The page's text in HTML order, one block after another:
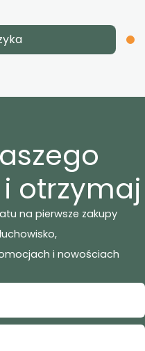
otrzymaj
na pierwsze zakupy
i nowościach